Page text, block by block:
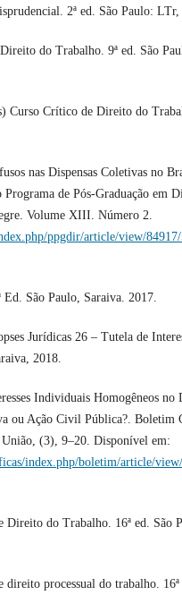
2ª ed. São Paulo: LTr,
do Trabalho. 9ª ed. São
Curso Crítico de Direito do
nas Dispensas Coletivas no
de Pós-Graduação em
Volume XIII. Número 2.
ppgdir/article/view/
São Paulo, Saraiva. 2017.
Jurídicas 26 – Tutela de
2018.
Individuais Homogêneos no
ou Ação Civil Pública?. Boletim
(3), 9–20. Disponível em:
index.php/boletim/article/
do Trabalho. 16ª ed. São
processual do trabalho. 16ª